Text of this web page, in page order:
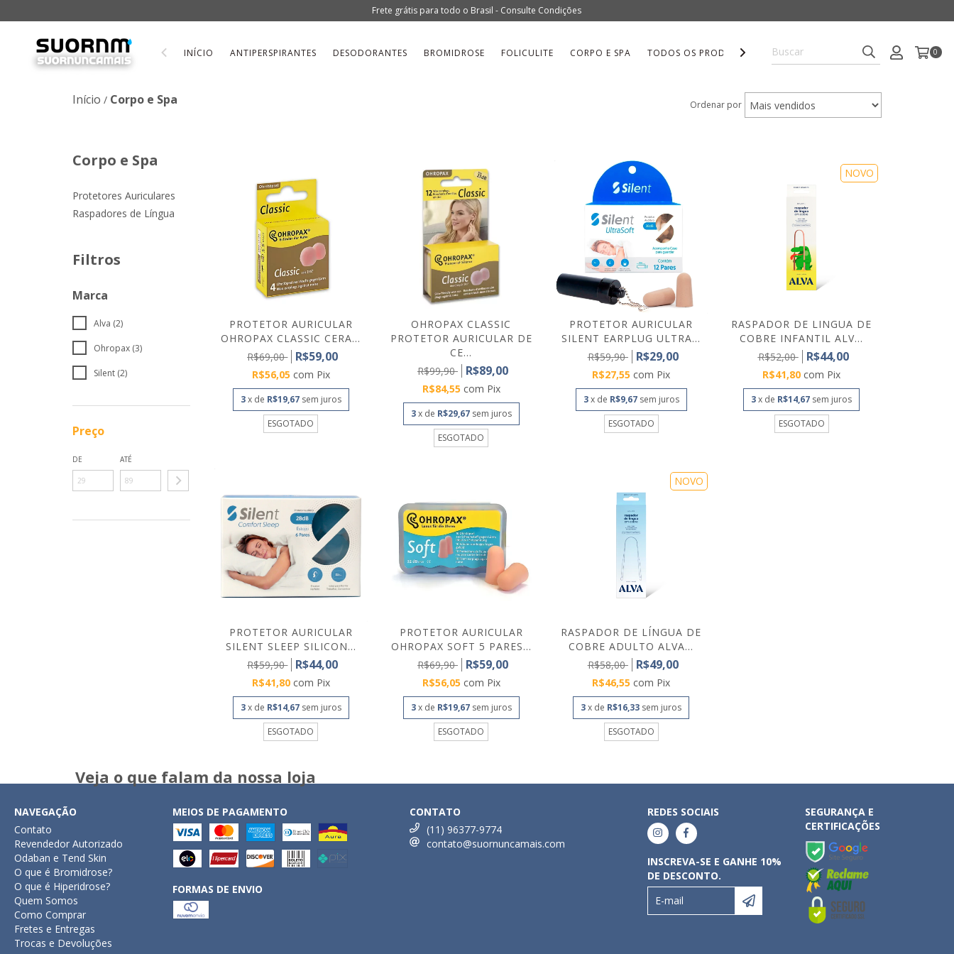
Frete grátis para todo o Brasil - Consulte Condições
INÍCIO ANTIPERSPIRANTES DESODORANTES BROMIDROSE FOLICULITE CORPO E SPA TODOS OS PRODUTOS FRETE GRÁTIS 0
Início / Corpo e Spa Ordenar por
Corpo e Spa
Protetores Auriculares
Raspadores de Língua
Filtros
Marca
Alva (2)
Ohropax (3)
Silent (2)
Preço
DE ATÉ
PROTETOR AURICULAR
OHROPAX CLASSIC CERA...
R$69,00
R$59,00
R$56,05 com Pix
3x de R$19,67 sem juros
ESGOTADO
OHROPAX CLASSIC
PROTETOR AURICULAR DE
CE...
R$99,90
R$89,00
R$84,55 com Pix
3 x de R$29,67 sem juros
ESGOTADO
PROTETOR AURICULAR
SILENT EARPLUG ULTRA...
R$59,90
R$29,00
R$27,55 com Pix
3x de R$9,67 sem juros
ESGOTADO
NOVO
RASPADOR DE LINGUA DE
COBRE INFANTIL ALV...
R$52,00
R$44,00
R$41,80 com Pix
3x de R$14,67 sem juros
ESGOTADO
PROTETOR AURICULAR
SILENT SLEEP SILICON...
R$59,90
R$44,00
R$41,80 com Pix
3x de R$14,67 sem juros
ESGOTADO
PROTETOR AURICULAR
OHROPAX SOFT 5 PARES...
R$69,90
R$59,00
R$56,05 com Pix
3 x de R$19,67 sem juros
ESGOTADO
NOVO
RASPADOR DE LÍNGUA DE
COBRE ADULTO ALVA...
R$58,00
R$49,00
R$46,55 com Pix
3x de R$16,33 sem juros
ESGOTADO
Veja o que falam da nossa loja
NAVEGAÇÃO
Contato
Revendedor Autorizado
Odaban e Tend Skin
O que é Bromidrose?
O que é Hiperidrose?
Quem Somos
Como Comprar
Fretes e Entregas
Trocas e Devoluções
MEIOS DE PAGAMENTO
FORMAS DE ENVIO
CONTATO
(11) 96377-9774
contato@suornuncamais.com
REDES SOCIAIS
INSCREVA-SE E GANHE 10%
DE DESCONTO.
SEGURANÇA E
CERTIFICAÇÕES